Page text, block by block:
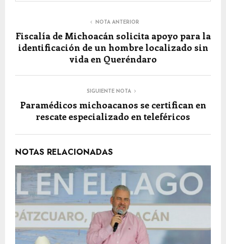
NOTA ANTERIOR
Fiscalía de Michoacán solicita apoyo para la
identificación de un hombre localizado sin
vida en Queréndaro
SIGUIENTE NOTA
Paramédicos michoacanos se certifican en
rescate especializado en teleféricos
NOTAS RELACIONADAS